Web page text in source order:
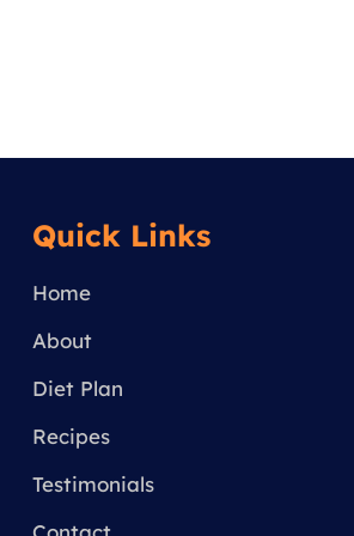
Quick Links
Home
About
Diet Plan
Recipes
Testimonials